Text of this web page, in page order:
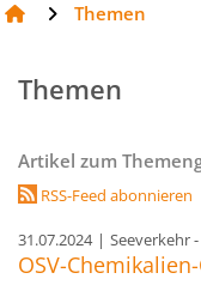
Themen
Themen
Artikel zum
RSS-Feed abonnieren
31.07.2024 | Seeverkehr
OSV-